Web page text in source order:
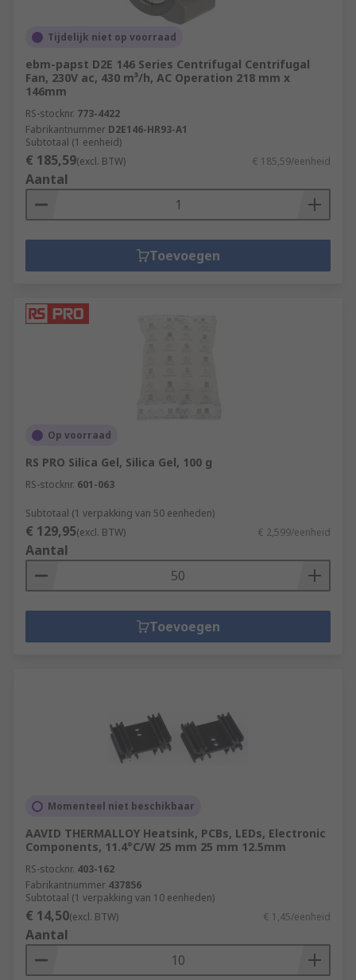
Tijdelijk niet op voorraad
ebm-papst D2E 146 Series Centrifugal Centrifugal
Fan, 230V ac, 430 m³/h, AC Operation 218 mm x
146mm
RS-stocknr. 773-4422
Fabrikantnummer D2E146-HR93-A1
Subtotaal (1 eenheid)
€ 185,59(excl. BTW) € 185,59/eenheid
Aantal
Toevoegen
Op voorraad
RS PRO Silica Gel, Silica Gel, 100 g
RS-stocknr. 601-063
Subtotaal (1 verpakking van 50 eenheden)
€ 129,95(excl. BTW) € 2,599/eenheid
Aantal
Toevoegen
Momenteel niet beschikbaar
AAVID THERMALLOY Heatsink, PCBs, LEDs, Electronic
Components, 11.4°C/W 25 mm 25 mm 12.5mm
RS-stocknr. 403-162
Fabrikantnummer 437856
Subtotaal (1 verpakking van 10 eenheden)
€ 14,50(excl. BTW) € 1,45/eenheid
Aantal